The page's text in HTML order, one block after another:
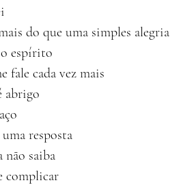
do que uma simples alegria
espírito
fale cada vez mais
abrigo
resposta
não saiba
complicar